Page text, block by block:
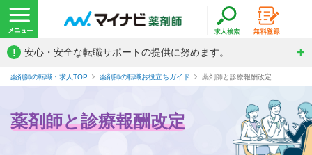
! 安心・安全な転職サポートの提供に努めます。
薬剤師の転職・求人TOP 薬剤師の転職お役立ちガイド 薬剤師と診療報酬改定
薬剤師と診療報酬改定